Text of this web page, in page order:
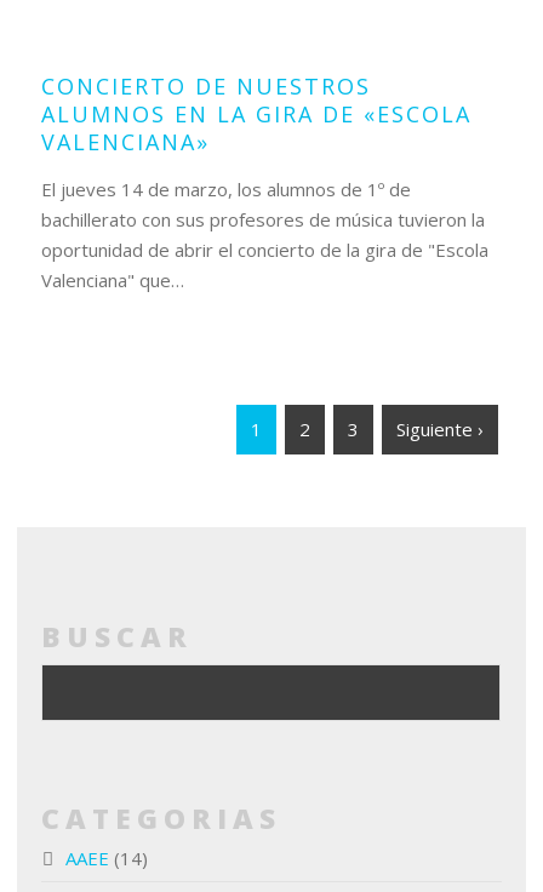
CONCIERTO DE NUESTROS
ALUMNOS EN LA GIRA DE «ESCOLA
VALENCIANA»
El jueves 14 de marzo, los alumnos de 1º de
bachillerato con sus profesores de música tuvieron la
oportunidad de abrir el concierto de la gira de "Escola
Valenciana" que…
1 2 3 Siguiente ›
BUSCAR
CATEGORIAS
AAEE (14)